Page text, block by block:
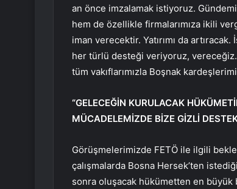
an önce imzalamak istiyoruz.
hem de özellikle firmalarımıza ikili
iman verecektir. Yatırımı da
her türlü desteği veriyoruz,
tüm vakıflarımızla Boşnak
“GELECEĞİN KURULACAK
MÜCADELEMİZDE BİZE GİZLİ
Görüşmelerimizde FETÖ ile ilgili
çalışmalarda Bosna Hersek’ten
sonra oluşacak hükümetten en